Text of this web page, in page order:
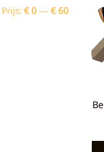
Prijs: € 0— € 60